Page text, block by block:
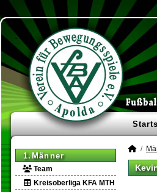
1.Männer
Team
Kreisoberliga KFA MTH